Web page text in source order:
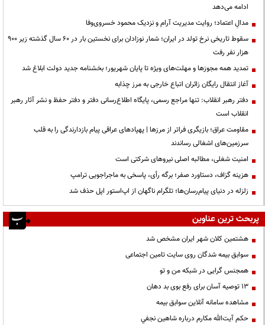
ادامه می‌دهد
مدالِ اعتماد؛ روایت مدیریت آرام و نزدیک محمود خسروی‌وفا
سقوط تاریخی نرخ تولد در ایران؛ شمار نوزادان برای نخستین بار در ۶۰ سال گذشته زیر ۹۰۰
هزار نفر رفت
تمدید همه مجوزها و مهلت‌های ویژه تا پایان شهریور؛ بخشنامه جدید دولت ابلاغ شد
آغاز انتقال رایگان زائران اتباع خارجی به مرز چذابه
دفتر رهبر انقلاب: تنها مراجع رسمی، پایگاه اطلاع‌رسانی دفتر و دفتر حفظ و نشر آثار رهبر
انقلاب است
مقاومت عراق؛ بازیگری فراتر از مرزها | پهپادهای عراقی پیام بازدارندگی را به قلب
سرزمین‌های اشغالی رساندند
‌امنیت شغلی، مطالبه اصلی نیروهای شرکتی است
هزینه گزاف، دستاورد صفر؛ برگه رأی، پاسخی به ماجراجویی ترامپ
زلزله در دنیای پیام‌رسان‌ها؛ تلگرام ناگهان از اپ‌استور اپل حذف شد
پربحث ترین عناوین
هشتمین کلان شهر ایران مشخص شد
سوابق بیمه شدگان روی سایت تامین اجتماعی
همجنس گرایی در شبکه من و تو
13 توصیه آسان برای رفع بوی بد دهان
مشاهده سامانه آنلاين سوابق بیمه
حكم آيت‌الله مكارم درباره شاهين نجفي